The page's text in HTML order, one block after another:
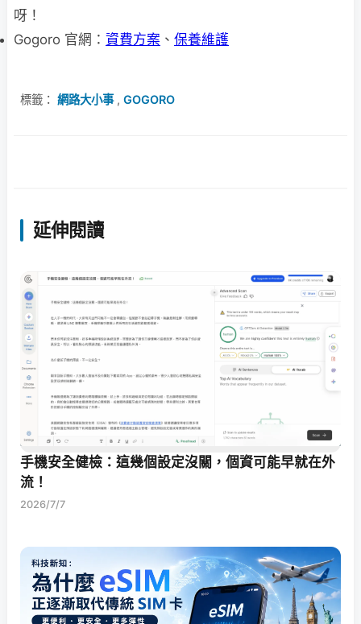
呀！
Gogoro 官網： 資費方案 、 保養維護
標籤： 網路大小事, GOGORO
延伸閱讀
手機安全健檢：這幾個設定沒關，個資可能早就在外
流！
2026/7/7